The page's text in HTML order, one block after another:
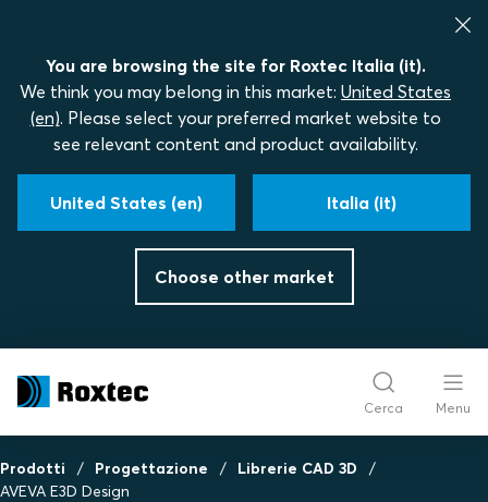
You are browsing the site for Roxtec Italia (it).
We think you may belong in this market: United States
(en). Please select your preferred market website to
see relevant content and product availability.
United States (en) Italia (it)
Choose other market
Cerca Menu
Prodotti Progettazione
Librerie CAD 3D
AVEVA E3D Design